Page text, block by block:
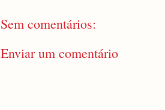
Sem comentários:
Enviar um comentário